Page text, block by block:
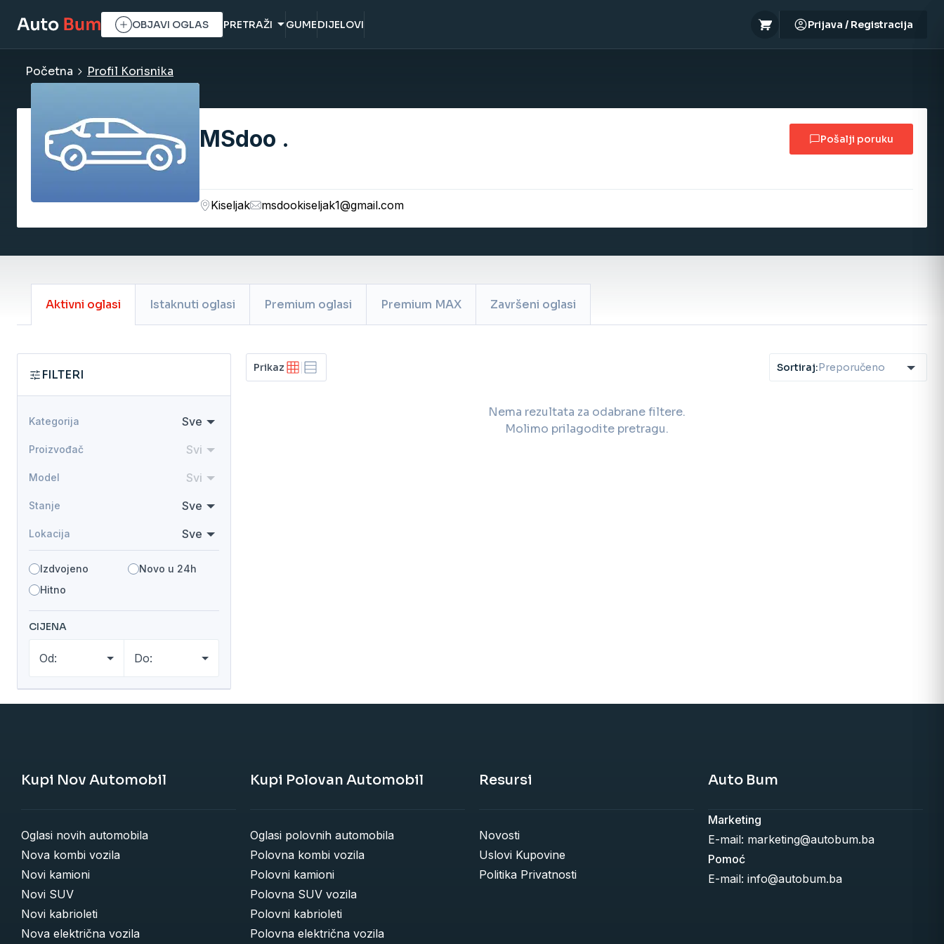
OBJAVI OGLAS PRETRAŽI GUMEDIJELOVI Prijava / Registracija
Početna Profil Korisnika
MSdoo . Pošalji poruku
Kiseljak msdookiseljak1@gmail.com
Aktivni oglasi Istaknuti oglasi Premium oglasi Premium MAX Završeni oglasi
FILTERI
Kategorija Sve
Proizvođač Svi
Model Svi
Stanje Sve
Lokacija Sve
Izdvojeno
Novo u 24h
Hitno
CIJENA
Od: Do:
Prikaz Sortiraj:Preporučeno
Nema rezultata za odabrane filtere.
Molimo prilagodite pretragu.
Kupi Nov Automobil
Oglasi novih automobila
Nova kombi vozila
Novi kamioni
Novi SUV
Novi kabrioleti
Nova električna vozila
Kupi Polovan Automobil
Oglasi polovnih automobila
Polovna kombi vozila
Polovni kamioni
Polovna SUV vozila
Polovni kabrioleti
Polovna električna vozila
Resursi
Novosti
Uslovi Kupovine
Politika Privatnosti
Auto Bum
Marketing
E-mail: marketing@autobum.ba
Pomoć
E-mail: info@autobum.ba